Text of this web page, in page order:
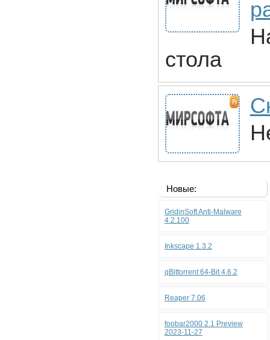
стола
Новые:
GridinSoft Anti-Malware
4.2.100
Inkscape 1.3.2
qBittorrent 64-Bit 4.6.2
Reaper 7.06
foobar2000 2.1 Preview
2023-11-27